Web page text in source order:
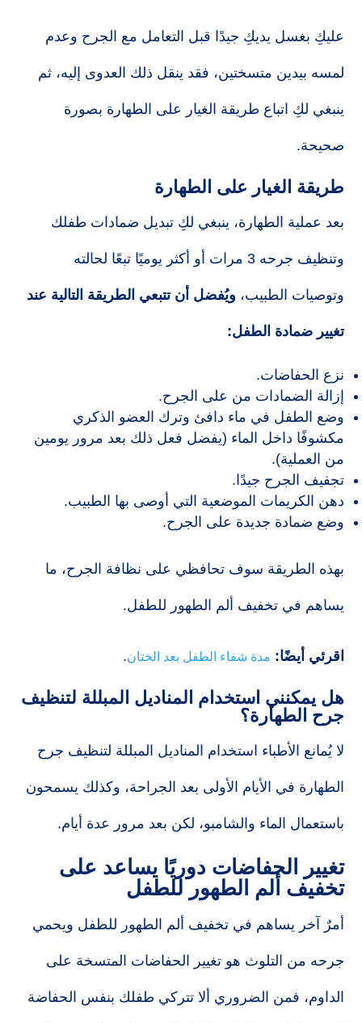
عليكِ بغسل يديكِ جيدًا قبل التعامل مع الجرح وعدم
لمسه بيدين متسختين، فقد ينقل ذلك العدوى إليه، ثم
ينبغي لكِ اتباع طريقة الغيار على الطهارة بصورة
صحيحة.
طريقة الغيار على الطهارة
بعد عملية الطهارة، ينبغي لكِ تبديل ضمادات طفلك
وتنظيف جرحه 3 مرات أو أكثر يوميًا تبعًا لحالته
وتوصيات الطبيب، ويُفضل أن تتبعي الطريقة التالية عند
تغيير ضمادة الطفل:
نزع الحفاضات.
إزالة الضمادات من على الجرح.
وضع الطفل في ماء دافئ وترك العضو الذكري
مكشوفًا داخل الماء (يفضل فعل ذلك بعد مرور يومين
من العملية).
تجفيف الجرح جيدًا.
دهن الكريمات الموضعية التي أوصى بها الطبيب.
وضع ضمادة جديدة على الجرح.
بهذه الطريقة سوف تحافظي على نظافة الجرح، ما
يساهم في تخفيف ألم الطهور للطفل.
اقرئي أيضًا: مدة شفاء الطفل بعد الختان.
هل يمكنني استخدام المناديل المبللة لتنظيف
جرح الطهارة؟
لا يُمانع الأطباء استخدام المناديل المبللة لتنظيف جرح
الطهارة في الأيام الأولى بعد الجراحة، وكذلك يسمحون
باستعمال الماء والشامبو، لكن بعد مرور عدة أيام.
تغيير الحفاضات دوريًا يساعد على
تخفيف ألم الطهور للطفل
أمرٌ آخر يساهم في تخفيف ألم الطهور للطفل ويحمي
جرحه من التلوث هو تغيير الحفاضات المتسخة على
الداوم، فمن الضروري ألا تتركي طفلك بنفس الحفاضة